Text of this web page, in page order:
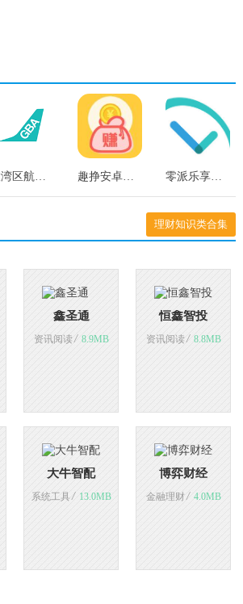
大湾区航空无广告版 趣挣安卓官方版 零派乐享通用版
理财知识类合集
鑫圣通
资讯阅读/ 8.9MB
恒鑫智投
资讯阅读/ 8.8MB
大牛智配
系统工具/ 13.0MB
博弈财经
金融理财/ 4.0MB